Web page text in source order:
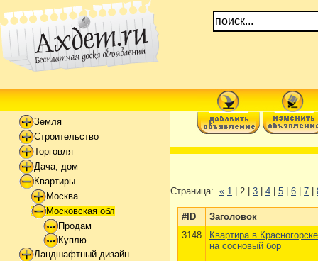
Земля
Строительство
Торговля
Дача, дом
Квартиры
Москва
Московская обл
Продам
Куплю
Ландшафтный дизайн
Страница: « 1 | 2 | 3 4 5 6 7
#ID
Заголовок
3148
Квартира в
на сосновый бор